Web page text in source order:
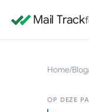
Mail Track
Home/Blog
OP DEZE